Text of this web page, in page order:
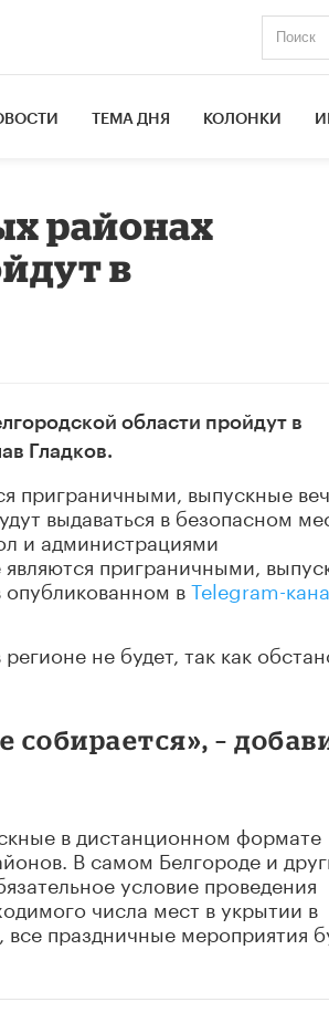
ТЕМА ДНЯ КОЛОНКИ
районах
в
области пройдут в
Гладков.
приграничными, выпускные
выдаваться в безопасном
и администрациями
приграничными,
вTelegram-
не будет, так как
–
в дистанционном формате
В самом Белгороде и
условие проведения
числа мест в укрытии в
праздничные мероприятия